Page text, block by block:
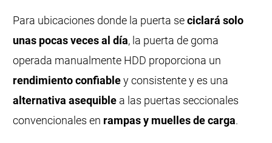
Para ubicaciones donde la puerta seciclará solo
unas pocas veces al día, la puerta de goma
operada manualmente HDD proporciona un
rendimiento confiabley consistente y es una
alternativa asequible a las puertas seccionales
convencionales en rampas y muelles de carga.